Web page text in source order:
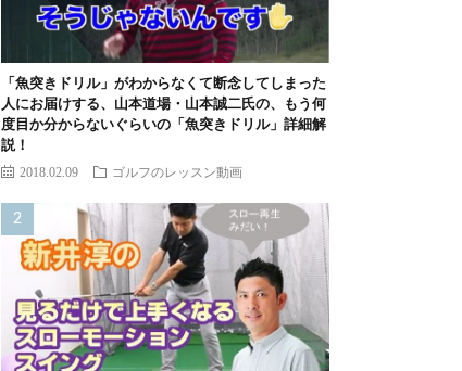
「魚突きドリル」がわからなくて断念してしまった
人にお届けする、山本道場・山本誠二氏の、もう何
度目か分からないぐらいの「魚突きドリル」詳細解
説！
2018.02.09 ゴルフのレッスン動画